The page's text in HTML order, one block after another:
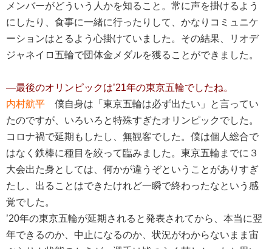
メンバーがどういう人かを知ること。常に声を掛けるよう
にしたり、食事に一緒に行ったりして、かなりコミュニケ
ーションはとるよう心掛けていました。その結果、リオデ
ジャネイロ五輪で団体金メダルを獲ることができました。
―最後のオリンピックは’21年の東京五輪でしたね。
内村航平 僕自身は「東京五輪は必ず出たい」と言ってい
たのですが、いろいろと特殊すぎたオリンピックでした。
コロナ禍で延期もしたし、無観客でした。僕は個人総合で
はなく鉄棒に種目を絞って臨みました。東京五輪までに３
大会出た身としては、何かが違うぞということがありすぎ
たし、出ることはできたけれど一瞬で終わったなという感
覚でした。
’20年の東京五輪が延期されると発表されてから、本当に翌
年できるのか、中止になるのか、状況がわからないまま宙